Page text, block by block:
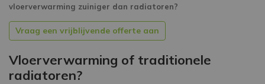
vloerverwarming zuiniger dan radiatoren?
Vraag een vrijblijvende offerte aan
Vloerverwarming of traditionele
radiatoren?